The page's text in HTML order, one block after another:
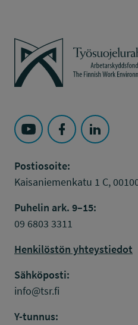
Työsuojelurahasto
SeuraaSeuraaSeuraa
Postiosoite:
Kaisaniemenkatu 1 C,
Puhelin ark. 9–15:
09 6803 3311
Henkilöstön yhteystiedot
Sähköposti:
info@tsr.fi
Y-tunnus: